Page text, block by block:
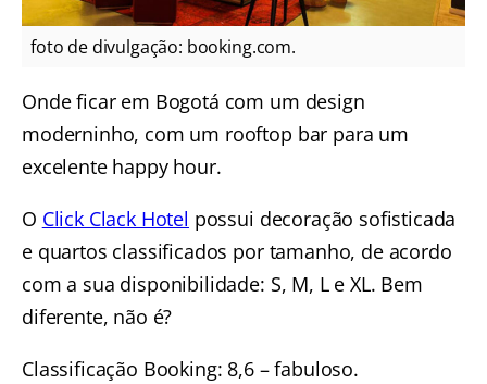
foto de divulgação: booking.com.
Onde ficar em Bogotá com um design
moderninho, com um rooftop bar para um
excelente happy hour.
O Click Clack Hotel possui decoração sofisticada
e quartos classificados por tamanho, de acordo
com a sua disponibilidade: S, M, L e XL. Bem
diferente, não é?
Classificação Booking: 8,6 – fabuloso.